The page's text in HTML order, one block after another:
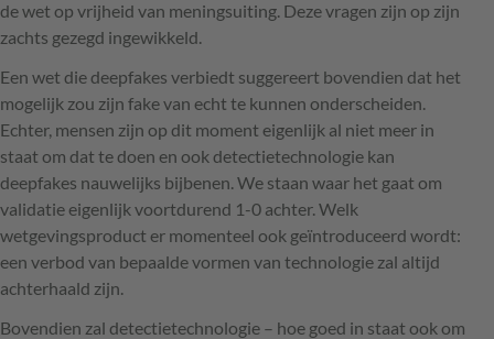
de wet op vrijheid van meningsuiting. Deze vragen zijn op zijn
zachts gezegd ingewikkeld.
Een wet die deepfakes verbiedt suggereert bovendien dat het
mogelijk zou zijn fake van echt te kunnen onderscheiden.
Echter, mensen zijn op dit moment eigenlijk al niet meer in
staat om dat te doen en ook detectietechnologie kan
deepfakes nauwelijks bijbenen. We staan waar het gaat om
validatie eigenlijk voortdurend 1-0 achter. Welk
wetgevingsproduct er momenteel ook geïntroduceerd wordt:
een verbod van bepaalde vormen van technologie zal altijd
achterhaald zijn.
Bovendien zal detectietechnologie – hoe goed in staat ook om